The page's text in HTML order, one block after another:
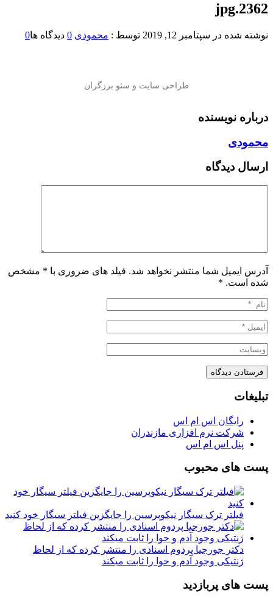
2362.jpg
نوشته شده در سپتامبر 12, 2019 توسط : محمودی 0 دیدگاه ها0
درباره نویسنده
محمودی
ارسال دیدگاه
آدرس ایمیل شما منتشر نخواهد شد. فیلد های ضروری با * مشخص
شده است. *
تبلیغات
رایگان اس ام اس
شرکت نرم افزاری مازندران
پنل اس ام اس
پست های محبوب
فیلتر ترک سیگار نیکوپرسین را جایگزین فیلتر سیگار خود کنید
دکتر جورجیا پردوم اسنادی را منتشر کرده که از لحاظ
ژنتیکی وجود آدم و حوا را ثابت میکند
پست های پربازدید